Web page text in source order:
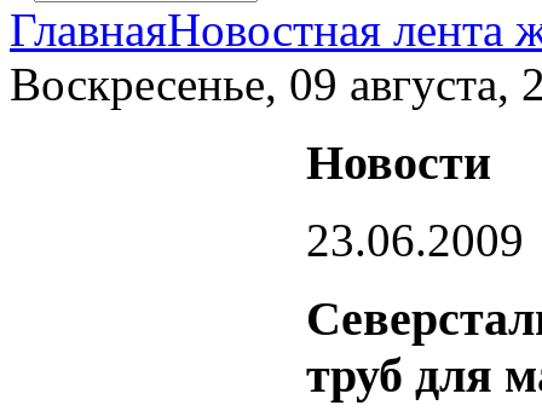
ГлавнаяНовостная лента
Воскресенье, 09 августа,
Новости
23.06.2009
труб для